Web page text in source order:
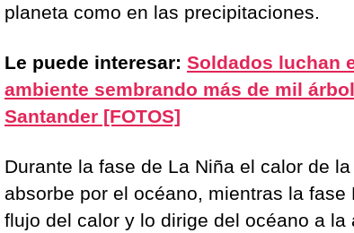
planeta como en las precipitaciones.
Le puede interesar: Soldados luchan
ambiente sembrando más de mil
Santander [FOTOS]
Durante la fase de La Niña el calor de
absorbe por el océano, mientras la fase
flujo del calor y lo dirige del océano a la